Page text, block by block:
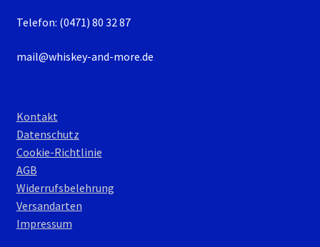
Telefon: (0471) 80 32 87
mail@whiskey-and-more.de
Kontakt
Datenschutz
Cookie-Richtlinie
AGB
Widerrufsbelehrung
Versandarten
Impressum